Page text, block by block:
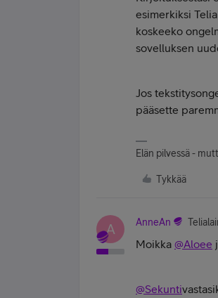
esimerkiksi
koskeeko
sovelluksen
Jos
pääsette
Elän pilvessä -
Tykkää
A AnneAn
Moikka @Aloee
@Sekunti